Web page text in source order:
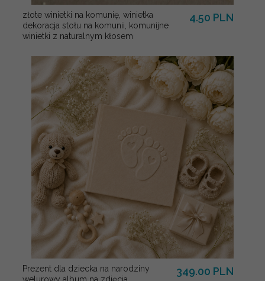
złote winietki na komunię, winietka
dekoracja stołu na komunii, komunijne
winietki z naturalnym kłosem
4.50 PLN
Prezent dla dziecka na narodziny
welurowy album na zdjęcia,
349.00 PLN